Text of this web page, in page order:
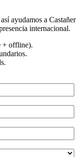
ayudamos a Castañer
internacional.
+ offline).